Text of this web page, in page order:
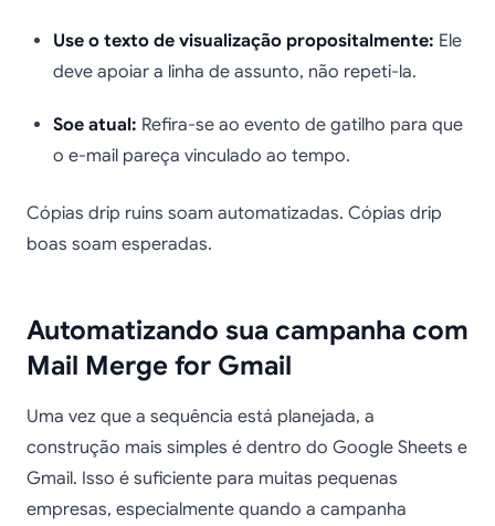
Use o texto de visualização propositalmente: Ele
deve apoiar a linha de assunto, não repeti-la.
Soe atual: Refira-se ao evento de gatilho para que
o e-mail pareça vinculado ao tempo.
Cópias drip ruins soam automatizadas. Cópias drip
boas soam esperadas.
Automatizando sua campanha com
Mail Merge for Gmail
Uma vez que a sequência está planejada, a
construção mais simples é dentro do Google Sheets e
Gmail. Isso é suficiente para muitas pequenas
empresas, especialmente quando a campanha